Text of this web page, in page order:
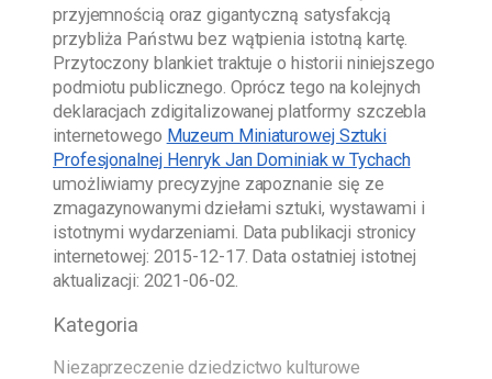
przyjemnością oraz gigantyczną satysfakcją
przybliża Państwu bez wątpienia istotną kartę.
Przytoczony blankiet traktuje o historii niniejszego
podmiotu publicznego. Oprócz tego na kolejnych
deklaracjach zdigitalizowanej platformy szczebla
internetowego Muzeum Miniaturowej Sztuki
Profesjonalnej Henryk Jan Dominiak w Tychach
umożliwiamy precyzyjne zapoznanie się ze
zmagazynowanymi dziełami sztuki, wystawami i
istotnymi wydarzeniami. Data publikacji stronicy
internetowej: 2015-12-17. Data ostatniej istotnej
aktualizacji: 2021-06-02.
Kategoria
Niezaprzeczenie dziedzictwo kulturowe